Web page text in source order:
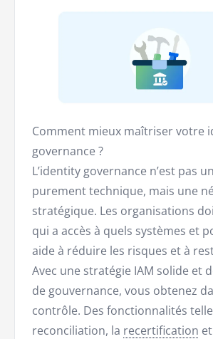
Comment mieux maîtriser votre
governance ?
L’identity governance n’est pas
purement technique, mais une
stratégique. Les organisations
qui a accès à quels systèmes et
aide à réduire les risques et à
Avec une stratégie IAM solide et
de gouvernance, vous obtenez
contrôle. Des fonctionnalités
reconciliation, la recertification